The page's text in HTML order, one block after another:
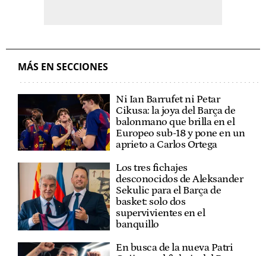
MÁS EN SECCIONES
Ni Ian Barrufet ni Petar
Cikusa: la joya del Barça de
balonmano que brilla en el
Europeo sub-18 y pone en un
aprieto a Carlos Ortega
Los tres fichajes
desconocidos de Aleksander
Sekulic para el Barça de
basket: solo dos
supervivientes en el
banquillo
En busca de la nueva Patri